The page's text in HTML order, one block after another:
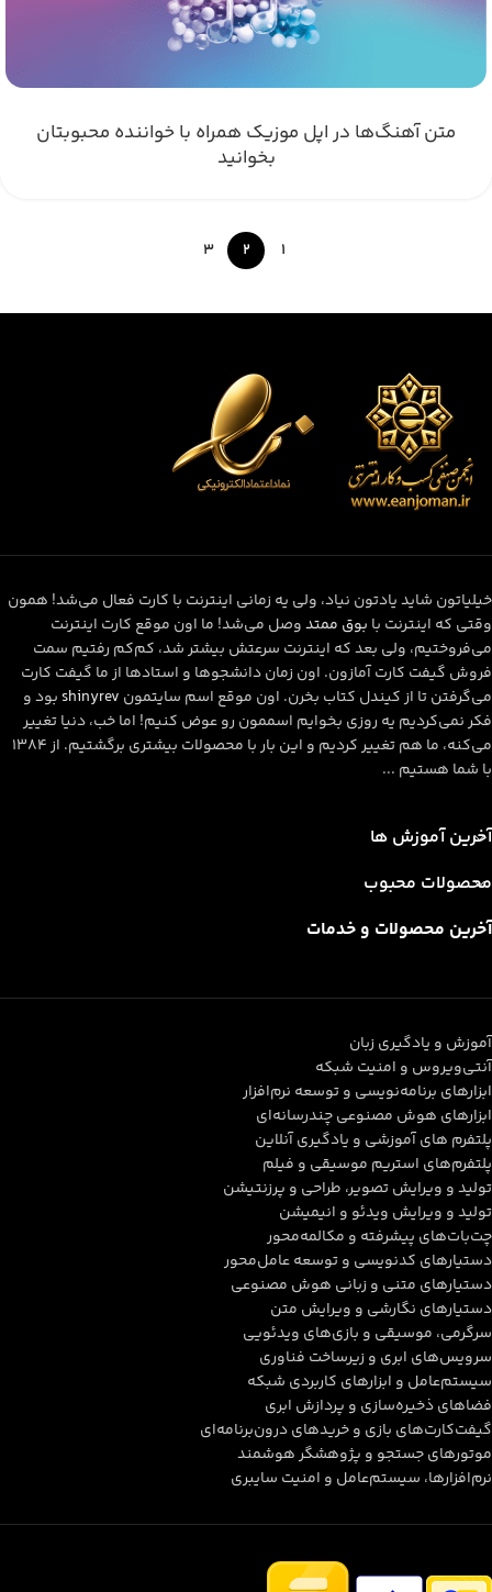
متن آهنگ‌ها در اپل موزیک همراه با خواننده محبوبتان
بخوانید
1
2
3
خیلیاتون شاید یادتون نیاد، ولی یه زمانی اینترنت با کارت فعال می‌شد! همون
وقتی که اینترنت با بوق ممتدوصل می‌شد! ما اون موقع کارت اینترنت
می‌فروختیم، ولی بعد که اینترنت سرعتش بیشتر شد، کم‌کم رفتیم سمت
فروش گیفت کارت آمازون. اون زمان دانشجوها و استادها از ما گیفت کارت
می‌گرفتن تا از کیندل کتاب بخرن. اون موقع اسم سایتمون shinyrevبود و
فکر نمی‌کردیم یه روزی بخوایم اسممون رو عوض کنیم! اما خب، دنیا تغییر
می‌کنه، ما هم تغییر کردیم و این بار با محصولات بیشتری برگشتیم. از ۱۳۸۴
با شما هستیم ...
آخرین آموزش ها
محصولات محبوب
آخرین محصولات و خدمات
آموزش و یادگیری زبان
آنتی‌ویروس و امنیت شبکه
ابزارهای برنامه‌نویسی و توسعه نرم‌افزار
ابزارهای هوش مصنوعی چندرسانه‌ای
پلتفرم های آموزشی و یادگیری آنلاین
پلتفرم‌های استریم موسیقی و فیلم
تولید و ویرایش تصویر، طراحی و پرزنتیشن
تولید و ویرایش ویدئو و انیمیشن
چت‌بات‌های پیشرفته و مکالمه‌محور
دستیارهای کدنویسی و توسعه عامل‌محور
دستیارهای متنی و زبانی هوش مصنوعی
دستیارهای نگارشی و ویرایش متن
سرگرمی، موسیقی و بازی‌های ویدئویی
سرویس‌های ابری و زیرساخت فناوری
سیستم‌عامل و ابزارهای کاربردی شبکه
فضاهای ذخیره‌سازی و پردازش ابری
گیفت‌کارت‌های بازی و خریدهای درون‌برنامه‌ای
موتورهای جستجو و پژوهشگر هوشمند
نرم‌افزارها، سیستم‌عامل و امنیت سایبری